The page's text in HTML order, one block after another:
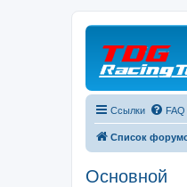
Ссылки FAQ
Список
Основной